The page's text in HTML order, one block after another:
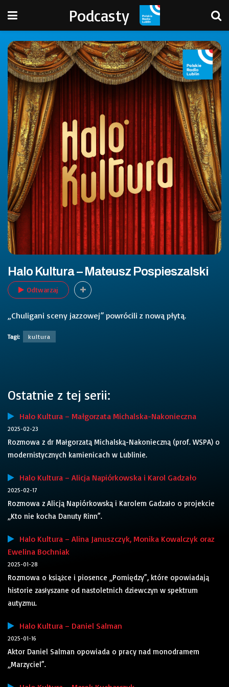
Podcasty
Halo Kultura – Mateusz Pospieszalski
Odtwarzaj
„Chuligani sceny jazzowej” powrócili z nową płytą.
Tagi: kultura
Ostatnie z tej serii:
Halo Kultura – Małgorzata Michalska-Nakonieczna
2025-02-23
Rozmowa z dr Małgorzatą Michalską-Nakonieczną (prof. WSPA) o
modernistycznych kamienicach w Lublinie.
Halo Kultura – Alicja Napiórkowska i Karol Gadzało
2025-02-17
Rozmowa z Alicją Napiórkowską i Karolem Gadzało o projekcie
„Kto nie kocha Danuty Rinn”.
Halo Kultura – Alina Januszczyk, Monika Kowalczyk oraz
Ewelina Bochniak
2025-01-28
Rozmowa o książce i piosence „Pomiędzy”, które opowiadają
historie zasłyszane od nastoletnich dziewczyn w spektrum
autyzmu.
Halo Kultura – Daniel Salman
2025-01-16
Aktor Daniel Salman opowiada o pracy nad monodramem
„Marzyciel”.